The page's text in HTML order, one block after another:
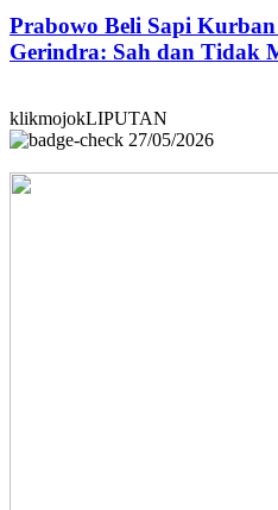
Prabowo Beli Sapi
Gerindra: Sah dan Tidak
klikmojokLIPUTAN
27/05/2026